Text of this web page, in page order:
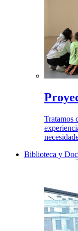
Tratamos
Biblioteca y